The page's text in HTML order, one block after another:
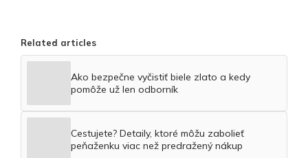
Related articles
Ako bezpečne vyčistiť biele zlato a kedy
pomôže už len odborník
Cestujete? Detaily, ktoré môžu zabolieť
peňaženku viac než predražený nákup